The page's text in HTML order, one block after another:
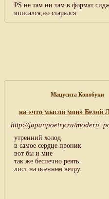
PS не там ни там в формат
вписался,но старался
Мацусита Конобуки
на «что мысли мои» Белой
http://japanpoetry.ru/
утренний холод
в самое сердце проник
вот бы и мне
так же беспечно реять
лист на осеннем ветру